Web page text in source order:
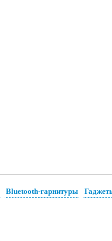
Bluetooth-гарнитуры